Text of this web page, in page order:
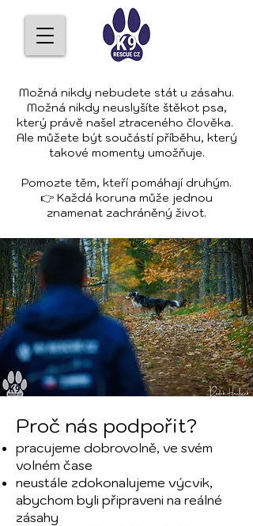
Možná nikdy nebudete stát u zásahu.
Možná nikdy neuslyšíte štěkot psa,
který právě našel ztraceného člověka.
Ale můžete být součástí příběhu, který
takové momenty umožňuje.
Pomozte těm, kteří pomáhají druhým.
👉 Každá koruna může jednou
znamenat zachráněný život.
Proč nás podpořit?​
pracujeme dobrovolně, ve svém
volném čase
neustále zdokonalujeme výcvik,
abychom byli připraveni na reálné
zásahy